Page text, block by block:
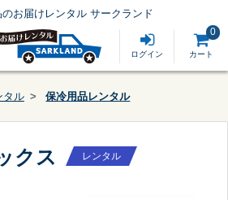
お届けレンタル サークランド
ログイン カート
0
タル 保冷用品レンタル
クス レンタル